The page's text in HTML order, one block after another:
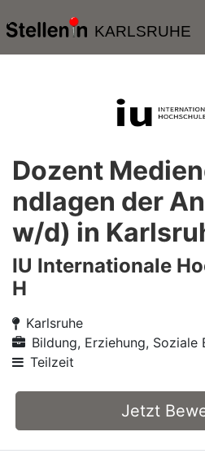
KARLSRUHE
Dozent
ndlagen der
w/d) in
IU Internationale
H
Karlsruhe
Bildung, Erziehung, Soziale
Teilzeit
Jetzt